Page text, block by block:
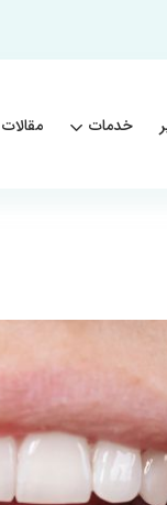
خدمات مقالات